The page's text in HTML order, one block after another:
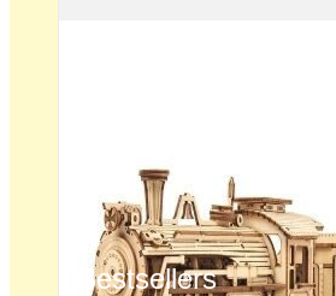
Bestsellers